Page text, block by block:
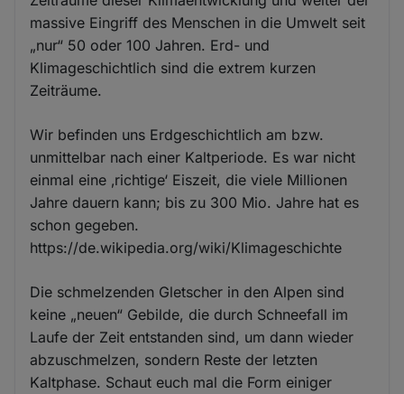
massive Eingriff des Menschen in die Umwelt seit
„nur“ 50 oder 100 Jahren. Erd- und
Klimageschichtlich sind die extrem kurzen
Zeiträume.
Wir befinden uns Erdgeschichtlich am bzw.
unmittelbar nach einer Kaltperiode. Es war nicht
einmal eine ‚richtige‘ Eiszeit, die viele Millionen
Jahre dauern kann; bis zu 300 Mio. Jahre hat es
schon gegeben.
https://de.wikipedia.org/wiki/Klimageschichte
Die schmelzenden Gletscher in den Alpen sind
keine „neuen“ Gebilde, die durch Schneefall im
Laufe der Zeit entstanden sind, um dann wieder
abzuschmelzen, sondern Reste der letzten
Kaltphase. Schaut euch mal die Form einiger